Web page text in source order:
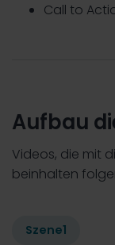
Call to
Aufbau
Videos, die mit
beinhalten
Szene1